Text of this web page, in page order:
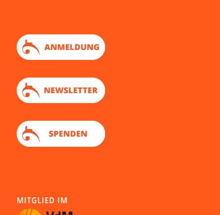
MITGLIED IM